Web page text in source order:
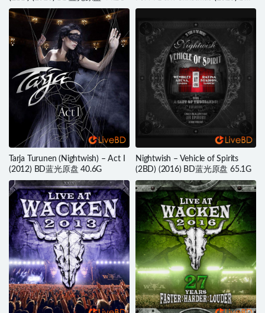
蓝光原盘 39.7G
Tarja Turunen (Nightwish) – Act I
(2012) BD蓝光原盘 40.6G
Nightwish – Vehicle of Spirits
(2BD) (2016) BD蓝光原盘 65.1G